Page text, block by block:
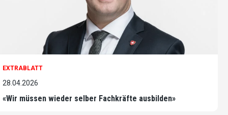
EXTRABLATT
28.04.2026
«Wir müssen wieder selber Fachkräfte ausbilden»